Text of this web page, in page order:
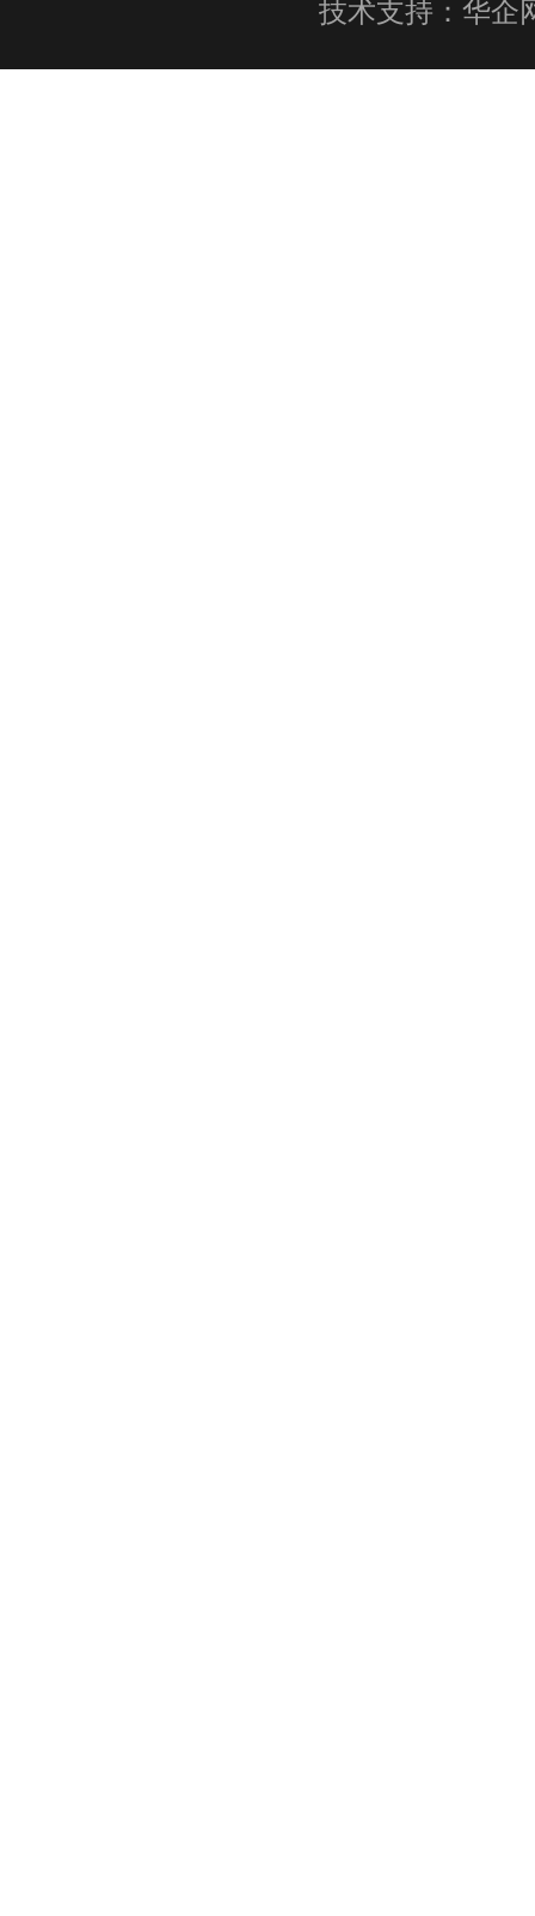
技术支持： 华企